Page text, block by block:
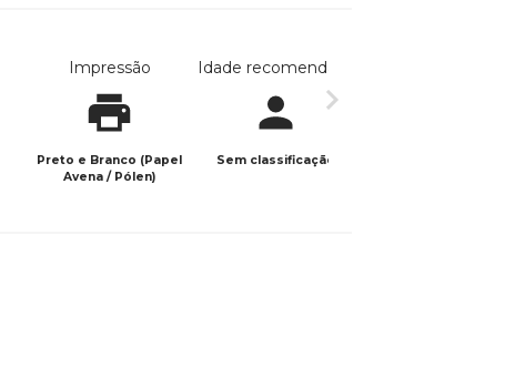
Impressão
Preto e Branco (Papel
Avena / Pólen)
Idade recomendada
Sem classificação